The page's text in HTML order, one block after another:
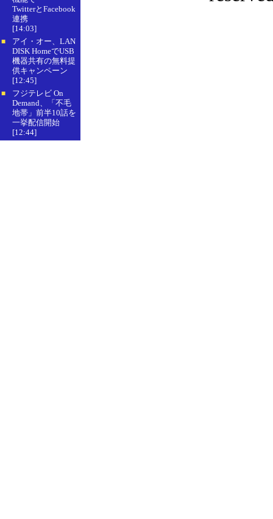
TwitterとFacebook
連携
[14:03]
■
アイ・オー、LAN
DISK HomeでUSB
機器共有の無料提
供キャンペーン
[12:45]
■
フジテレビ On
Demand、「不毛
地帯」前半10話を
一挙配信開始
[12:44]